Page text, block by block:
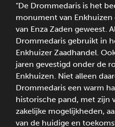
"De Drommedaris is het
monument van
van Enza Zaden geweest.
Drommedaris gebruikt in
Enkhuizer Zaadhandel.
jaren gevestigd onder de
Enkhuizen. Niet alleen
Drommedaris een warm
historische pand, met zijn
zakelijke mogelijkheden,
van de huidige en